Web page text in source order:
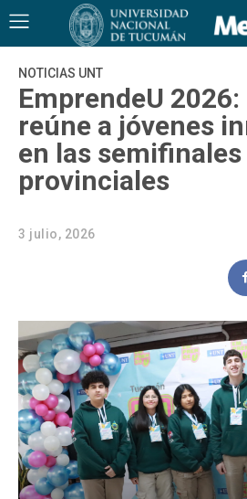
NOTICIAS UNT
EmprendeU 2026:
reúne a jóvenes
en las semifinales
provinciales
3 julio, 2026